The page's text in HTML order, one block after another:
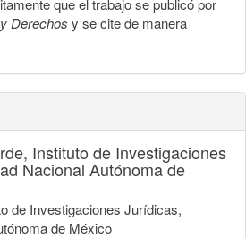
que el trabajo se publicó por
Derechos y se cite de manera
Instituto de Investigaciones
Nacional Autónoma de
de Investigaciones Jurídicas,
de México